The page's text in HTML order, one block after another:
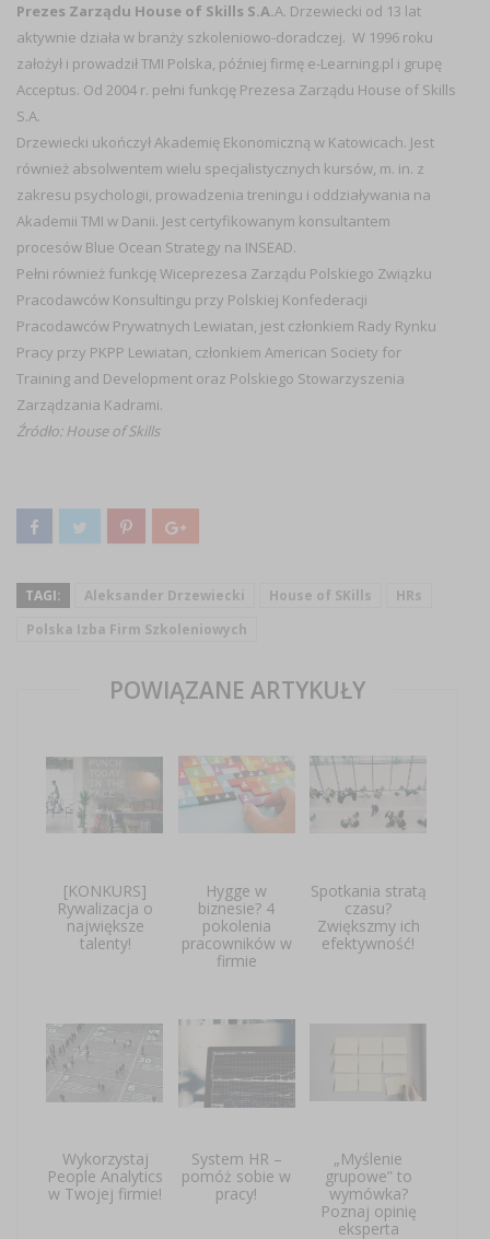
Prezes Zarządu House of Skills S.A.A. Drzewiecki od 13 lat
aktywnie działa w branży szkoleniowo-doradczej. W 1996 roku
założył i prowadził TMI Polska, później firmę e-Learning.pl i grupę
Acceptus. Od 2004 r. pełni funkcję Prezesa Zarządu House of Skills
S.A.
Drzewiecki ukończył Akademię Ekonomiczną w Katowicach. Jest
również absolwentem wielu specjalistycznych kursów, m. in. z
zakresu psychologii, prowadzenia treningu i oddziaływania na
Akademii TMI w Danii. Jest certyfikowanym konsultantem
procesów Blue Ocean Strategy na INSEAD.
Pełni również funkcję Wiceprezesa Zarządu Polskiego Związku
Pracodawców Konsultingu przy Polskiej Konfederacji
Pracodawców Prywatnych Lewiatan, jest członkiem Rady Rynku
Pracy przy PKPP Lewiatan, członkiem American Society for
Training and Development oraz Polskiego Stowarzyszenia
Zarządzania Kadrami.
Źródło: House of Skills
TAGI: Aleksander Drzewiecki House of SKills
HRs
Polska Izba Firm Szkoleniowych
POWIĄZANE ARTYKUŁY
[KONKURS]
Rywalizacja o
największe
talenty!
Hygge w
biznesie? 4
pokolenia
pracowników w
firmie
Spotkania stratą
czasu?
Zwiększmy ich
efektywność!
Wykorzystaj
People Analytics
w Twojej firmie!
System HR –
pomóż sobie w
pracy!
„Myślenie
grupowe” to
wymówka?
Poznaj opinię
eksperta